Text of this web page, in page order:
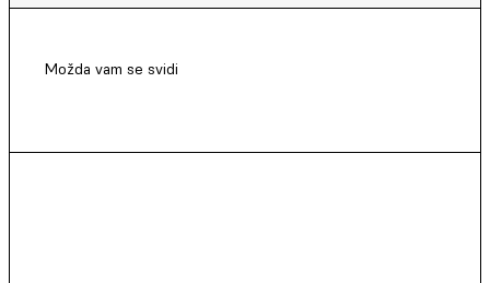
Možda vam se svidi